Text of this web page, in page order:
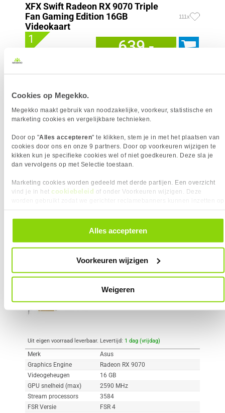
Cookies op Megekko.
Megekko maakt gebruik van noodzakelijke, voorkeur, statistische en
marketing cookies en vergelijkbare technieken.
Door op "Alles accepteren" te klikken, stem je in met het plaatsen van
cookies door ons en onze 9 partners. Door op voorkeuren wijzigen te
kikken kun je specifieke cookies wel of niet goedkeuren. Deze sla je
dan vervolgens op met Selectie toestaan.
Marketing cookies worden gedeeld met derde partijen. Een overzicht
vind je in het cookiebeleid of onder Voorkeuren wijzigen. Deze
alle cookies. Je kunt je gegeven toestemming altijd intrekken, dit doe je
door in de footer van onze website te klikken op ‘Cookievoorkeuren’
Alles accepteren
Voorkeuren wijzigen
Weigeren
XFX Swift Radeon RX 9070 Triple
Fan Gaming Edition 16GB
Videokaart
111x
1 639,-
Uit eigen voorraad leverbaar. Levertijd:1 dag (vrijdag)
Merk
XFX
Videogeheugen
16 GB
GPU snelheid (max)
2700 MHz
Stream processors
3584
VGA Geheugen type
GDDR6
Vergelijk product Meer productinformatie
ASUS Prime Radeon RX 9070 16GB
OC EVO Videokaart
2 779,-
Uit eigen voorraad leverbaar. Levertijd: 1 dag (vrijdag)
Merk
Asus
Graphics Engine
Radeon RX 9070
Videogeheugen
16 GB
GPU snelheid (max)
2590 MHz
Stream processors
3584
FSR Versie
FSR 4